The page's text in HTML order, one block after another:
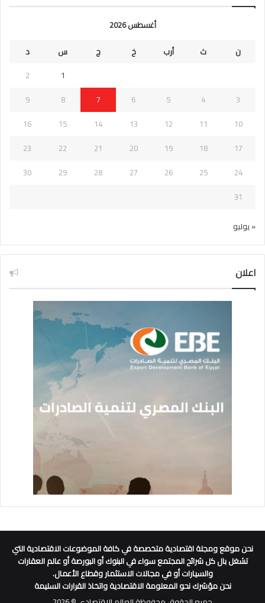
أغسطس 2026
ن
ث أرب خ ج س
د
1
2
3
4
5
6
7
8
9
10
11
12
13
14
15
16
17
18
19
20
21
22
23
24
25
26
27
28
29
30
31
« يوليو
اعلان
نحن موقع ومجلة اقتصادية متخصصة في كافة الموضوعات الاقتصادية التي
تشغل بال كل شرائح المجتمع سواء في البنوك أو البورصة أو عالم العقارات
والسيارات أو في مجالات الاستثمار وقطاع الأعمال.
نحن مؤشرك نحو المعلومة الاقتصادية واتخاذ القرارات السليمة